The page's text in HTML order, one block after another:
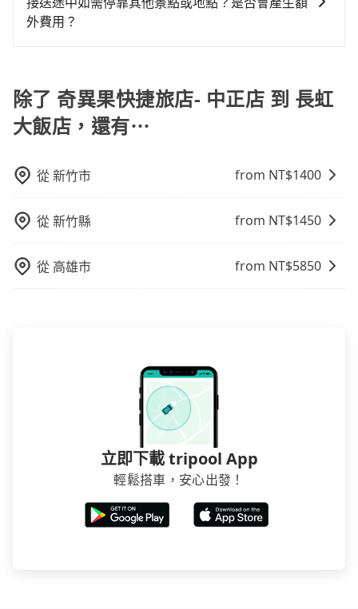
行證之小型車。如果您的出行路線會經過高乘載管制時
體驗當地文化和風土人情，此外，包車還可以省去您自
外費用？
公里內，需額外支付 200 元，且每個點最多停留 5 分
鐘。加點費用可以在乘車當天下車前給司機現付。如果
您選擇「計時包車」，中途需要加點停靠，則不需要額
除了 奇異果快捷旅店- 中正店 到 長虹
大飯店，還有⋯
從新竹市 from NT$1400
從新竹縣 from NT$1450
從 高雄市 from NT$5850
立即下載 tripool App
輕鬆搭車，安心出發！